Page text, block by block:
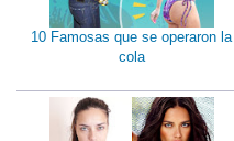
10 Famosas que se operaron la
cola